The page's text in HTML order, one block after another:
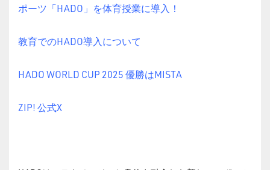
ポーツ「HADO」を体育授業に導入！
教育でのHADO導入について
HADO WORLD CUP 2025 優勝はMISTA
ZIP! 公式X